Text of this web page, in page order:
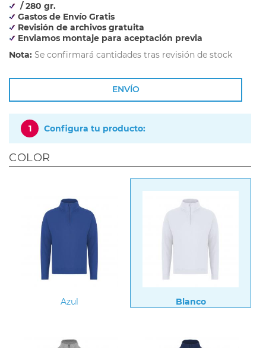
/ 280 gr.
Gastos de Envío Gratis
Revisión de archivos gratuita
Enviamos montaje para aceptación previa
Nota: Se confirmará cantidades tras revisión de stock
ENVÍO
1 Configura tu producto:
COLOR
Azul Blanco